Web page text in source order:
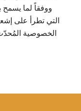
ووفقاً لما يسمح
التي تطرأ على
الخصوصية